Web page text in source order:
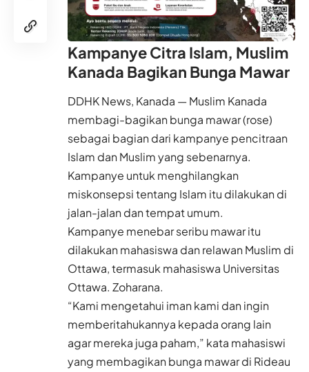
Kampanye Citra Islam, Muslim
Kanada Bagikan Bunga Mawar
DDHK News, Kanada — Muslim Kanada
membagi-bagikan bunga mawar (rose)
sebagai bagian dari kampanye pencitraan
Islam dan Muslim yang sebenarnya.
Kampanye untuk menghilangkan
miskonsepsi tentang Islam itu dilakukan di
jalan-jalan dan tempat umum.
Kampanye menebar seribu mawar itu
dilakukan mahasiswa dan relawan Muslim di
Ottawa, termasuk mahasiswa Universitas
Ottawa. Zoharana.
“Kami mengetahui iman kami dan ingin
memberitahukannya kepada orang lain
agar mereka juga paham,” kata mahasiswi
yang membagikan bunga mawar di Rideau